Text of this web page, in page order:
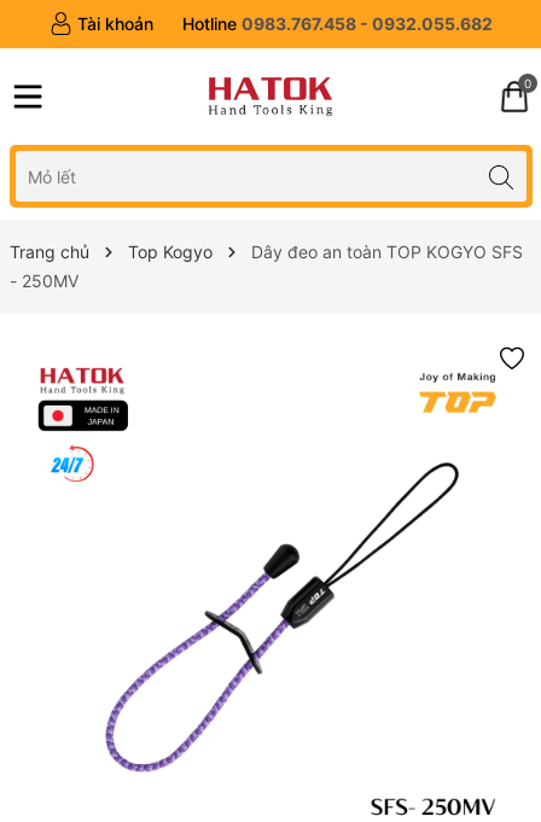
Tài khoản Hotline 0983.767.458 - 0932.055.682
0
Trang chủ Top Kogyo
Dây đeo an toàn TOP KOGYO SFS
- 250MV